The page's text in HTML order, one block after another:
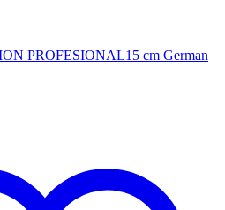
PROFESIONAL15 cm German